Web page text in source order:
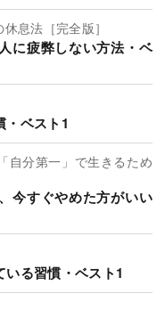
息法［完全版］
に疲弊しない方法・ベ
・ベスト1
自分第一」で生きるため
今すぐやめた方がいい
いる習慣・ベスト1